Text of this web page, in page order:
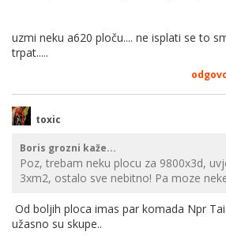
uzmi neku a620 ploču.... ne isplati se to
trpat.....
toxic
Boris grozni kaže...
Poz, trebam neku plocu za 9800x3d,
3xm2, ostalo sve nebitno! Pa moze
Od boljih ploca imas par komada Npr
užasno su skupe..